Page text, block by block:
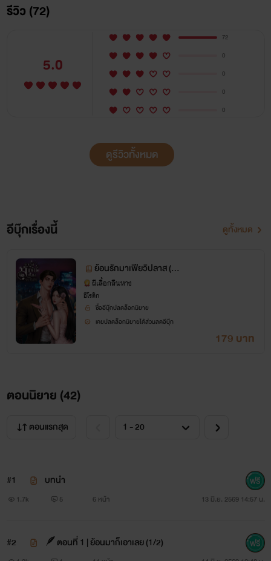
รีวิว (72)
5.0
72
0
0
0
0
ดูรีวิวทั้งหมด
อีบุ๊กเรื่องนี้ ดูทั้งหมด
ย้อนรักมาเฟียวิปลาส (มีต
อนพิเศษเฉพาะอีบุ๊ก!)
ผีเสื้อกลืนหาง
อีโรติก
ซื้ออีบุ๊กปลดล็อกนิยาย
เคยปลดล็อกนิยายได้ส่วนลดอีบุ๊ก
179 บาท
ตอนนิยาย (42)
ตอนแรกสุด
#1 บทนำ
1.7k 5 6 หน้า 13 มิ.ย. 2569 14:57 น.
#2 🪶ตอนที่ 1 | ย้อนมาก็เอาเลย (1/2)